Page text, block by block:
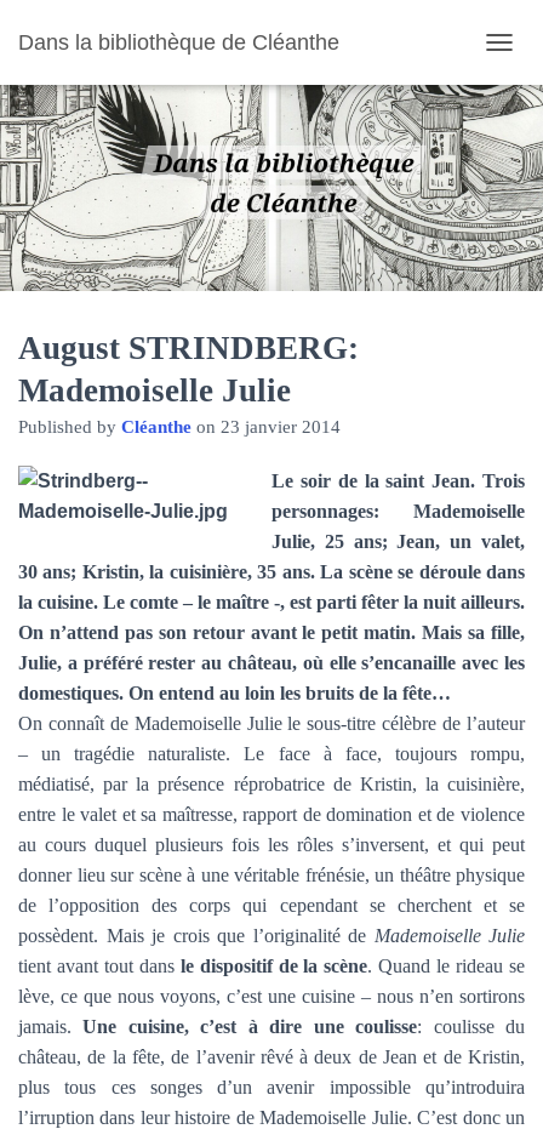
Dans la bibliothèque de Cléanthe
U
V
I
R
/
F
E
R
M
I
A
T
I
N
August STRINDBERG:
Mademoiselle Julie
Published by Cléanthe on 23 janvier 2014
Le soir de la saint Jean. Trois
personnages: Mademoiselle
Julie, 25 ans; Jean, un valet,
30 ans; Kristin, la cuisinière, 35 ans. La scène se déroule dans
la cuisine. Le comte – le maître -, est parti fêter la nuit ailleurs.
On n’attend pas son retour avant le petit matin. Mais sa fille,
Julie, a préféré rester au château, où elle s’encanaille avec les
domestiques. On entend au loin les bruits de la fête…
On connaît de Mademoiselle Julie le sous-titre célèbre de l’auteur
– un tragédie naturaliste. Le face à face, toujours rompu,
médiatisé, par la présence réprobatrice de Kristin, la cuisinière,
entre le valet et sa maîtresse, rapport de domination et de violence
au cours duquel plusieurs fois les rôles s’inversent, et qui peut
donner lieu sur scène à une véritable frénésie, un théâtre physique
de l’opposition des corps qui cependant se cherchent et se
possèdent. Mais je crois que l’originalité de Mademoiselle Julie
tient avant tout dans le dispositif de la scène. Quand le rideau se
lève, ce que nous voyons, c’est une cuisine – nous n’en sortirons
jamais.Une cuisine, c’est à dire une coulisse: coulisse du
château, de la fête, de l’avenir rêvé à deux de Jean et de Kristin,
plus tous ces songes d’un avenir impossible qu’introduira
l’irruption dans leur histoire de Mademoiselle Julie. C’est donc un